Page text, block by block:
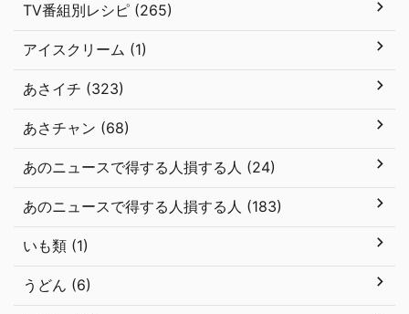
TV番組別レシピ (265)
アイスクリーム (1)
あさイチ (323)
あさチャン (68)
あのニュースで得する人損する人 (24)
あのニュースで得する人損する人 (183)
いも類 (1)
うどん (6)